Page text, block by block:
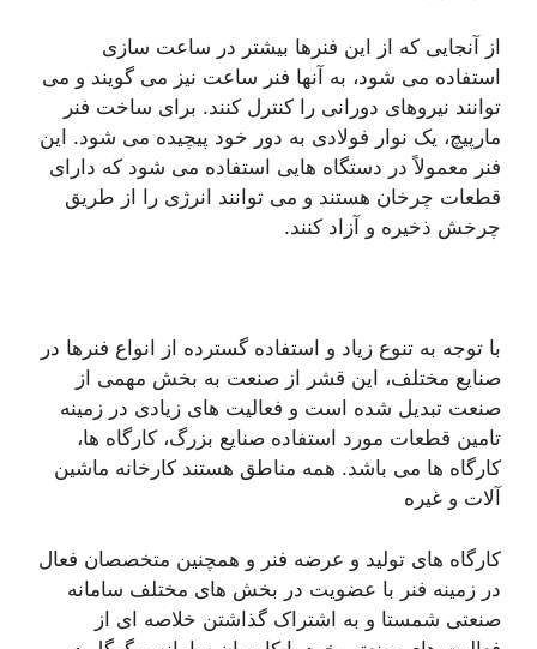
از آنجایی که از این فنرها بیشتر در ساعت سازی
استفاده می شود، به آنها فنر ساعت نیز می گویند و می
توانند نیروهای دورانی را کنترل کنند. برای ساخت فنر
مارپیچ، یک نوار فولادی به دور خود پیچیده می شود. این
فنر معمولاً در دستگاه هایی استفاده می شود که دارای
قطعات چرخان هستند و می توانند انرژی را از طریق
چرخش ذخیره و آزاد کنند.
با توجه به تنوع زیاد و استفاده گسترده از انواع فنرها در
صنایع مختلف، این قشر از صنعت به بخش مهمی از
صنعت تبدیل شده است و فعالیت های زیادی در زمینه
تامین قطعات مورد استفاده صنایع بزرگ، کارگاه ها،
کارگاه ها می باشد. همه مناطق هستند کارخانه ماشین
آلات و غیره
کارگاه های تولید و عرضه فنر و همچنین متخصصان فعال
در زمینه فنر با عضویت در بخش های مختلف سامانه
صنعتی شمستا و به اشتراک گذاشتن خلاصه ای از